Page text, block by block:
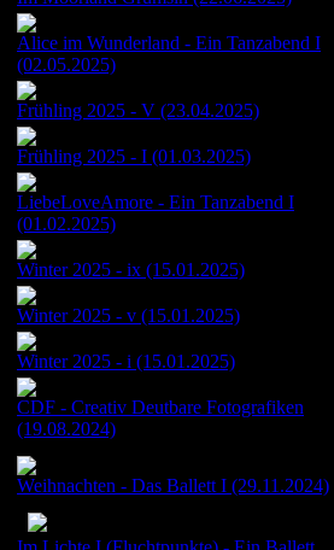
Alice im Wunderland - Ein Tanzabend I
(02.05.2025)
Frühling 2025 - V (23.04.2025)
Frühling 2025 - I (01.03.2025)
LiebeLoveAmore - Ein Tanzabend I
(01.02.2025)
Winter 2025 - ix (15.01.2025)
Winter 2025 - v (15.01.2025)
Winter 2025 - i (15.01.2025)
CDF - Creativ Deutbare Fotografiken
(19.08.2024)
Weihnachten - Das Ballett I (29.11.2024)